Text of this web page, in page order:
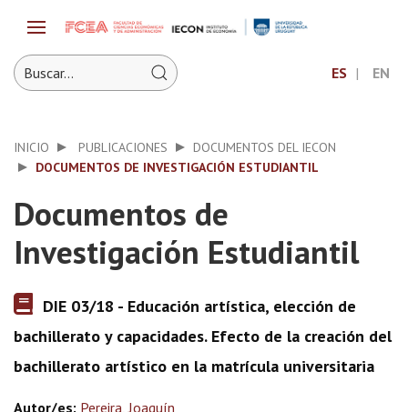
ES EN
INICIO PUBLICACIONES
DOCUMENTOS DEL IECON
DOCUMENTOS DE INVESTIGACIÓN ESTUDIANTIL
Documentos de
Investigación Estudiantil
DIE 03/18 - Educación artística, elección de
bachillerato y capacidades. Efecto de la creación del
bachillerato artístico en la matrícula universitaria
Autor/es: Pereira, Joaquín